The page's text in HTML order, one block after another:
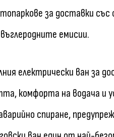
за доставки
емисии.
електрически ван за
комфорта на водача и
спиране,